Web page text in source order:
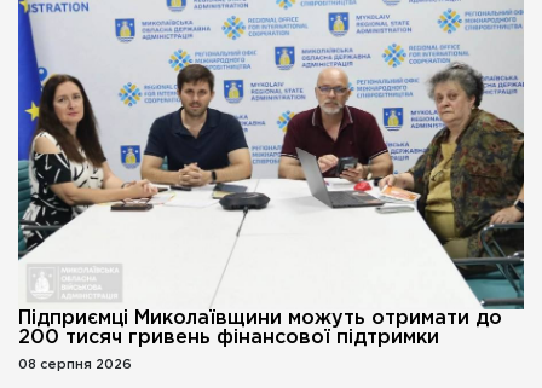
Підприємці Миколаївщини можуть отримати до
200 тисяч гривень фінансової підтримки
08 серпня 2026